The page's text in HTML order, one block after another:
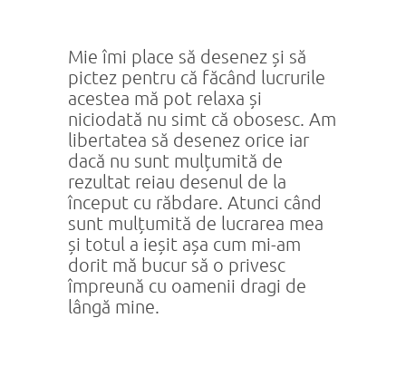
Mie îmi place să desenez și să
pictez pentru că făcând lucrurile
acestea mă pot relaxa și
niciodată nu simt că obosesc. Am
libertatea să desenez orice iar
dacă nu sunt mulțumită de
rezultat reiau desenul de la
început cu răbdare. Atunci când
sunt mulțumită de lucrarea mea
și totul a ieșit așa cum mi-am
dorit mă bucur să o privesc
împreună cu oamenii dragi de
lângă mine.